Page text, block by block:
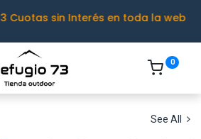
3 Cuotas sin Interés en toda la web
0
See All